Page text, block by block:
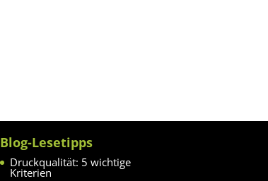
Blog-Lesetipps
Druckqualität: 5 wichtige
Kriterien